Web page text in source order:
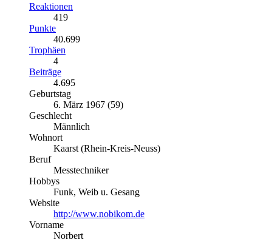
Reaktionen
419
Punkte
40.699
Trophäen
4
Beiträge
4.695
Geburtstag
6. März 1967 (59)
Geschlecht
Männlich
Wohnort
Kaarst (Rhein-Kreis-Neuss)
Beruf
Messtechniker
Hobbys
Funk, Weib u. Gesang
Website
http://www.nobikom.de
Vorname
Norbert